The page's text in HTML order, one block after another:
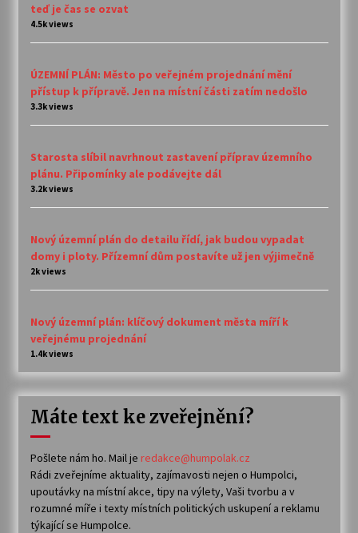
teď je čas se ozvat
4.5k views
ÚZEMNÍ PLÁN: Město po veřejném projednání mění
přístup k přípravě. Jen na místní části zatím nedošlo
3.3k views
Starosta slíbil navrhnout zastavení příprav územního
plánu. Připomínky ale podávejte dál
3.2k views
Nový územní plán do detailu řídí, jak budou vypadat
domy i ploty. Přízemní dům postavíte už jen výjimečně
2k views
Nový územní plán: klíčový dokument města míří k
veřejnému projednání
1.4k views
Máte text ke zveřejnění?
Pošlete nám ho. Mail je redakce@humpolak.cz
Rádi zveřejníme aktuality, zajímavosti nejen o Humpolci,
upoutávky na místní akce, tipy na výlety, Vaši tvorbu a v
rozumné míře i texty místních politických uskupení a reklamu
týkající se Humpolce.